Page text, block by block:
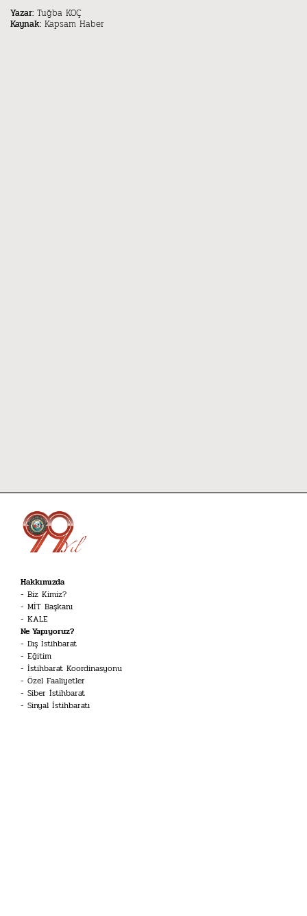
Yazar: Tuğba KOÇ
Kaynak: Kapsam Haber
Hakkımızda
Biz Kimiz?
MİT Başkanı
KALE
Ne Yapıyoruz?
Dış İstihbarat
Eğitim
İstihbarat Koordinasyonu
Özel Faaliyetler
Siber İstihbarat
Sinyal İstihbaratı